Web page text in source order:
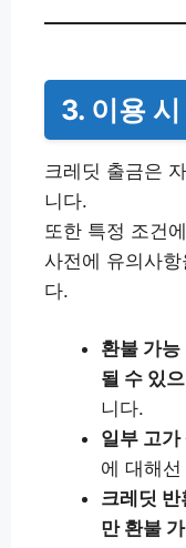
3. 이용
크레딧 출금은
니다.
또한 특정 조건
사전에 유의사
다.
환불 가
될 수 있으
니다.
일부 고
에 대해
크레딧
만 환불